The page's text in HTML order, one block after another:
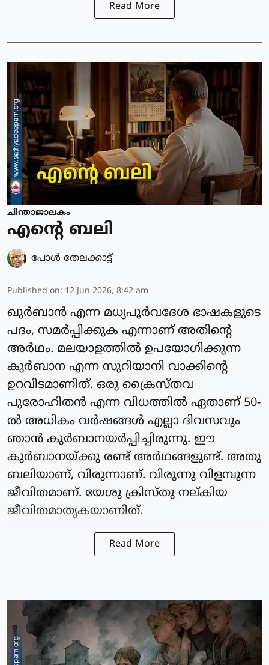
Read More
ചിന്താജാലകം
എന്റെ ബലി
പോള്‍ തേലക്കാട്ട്‌
Published on: 12 Jun 2026, 8:42 am
ഖുർബാൻ എന്ന മധ്യപൂർവദേശ ഭാഷകളുടെ
പദം, സമർപ്പിക്കുക എന്നാണ് അതിന്റെ
അർഥം. മലയാളത്തിൽ ഉപയോഗിക്കുന്ന
കുർബാന എന്ന സുറിയാനി വാക്കിന്റെ
ഉറവിടമാണിത്. ഒരു ക്രൈസ്തവ
പുരോഹിതൻ എന്ന വിധത്തിൽ ഏതാണ് 50-
ൽ അധികം വർഷങ്ങൾ എല്ലാ ദിവസവും
ഞാൻ കുർബാനയർപ്പിച്ചിരുന്നു. ഈ
കുർബാനയ്ക്കു രണ്ട് അർഥങ്ങളുണ്ട്. അതു
ബലിയാണ്, വിരുന്നാണ്. വിരുന്നു വിളമ്പുന്ന
ജീവിതമാണ്. യേശു ക്രിസ്തു നല്കിയ
ജീവിതമാതൃകയാണിത്.
Read More